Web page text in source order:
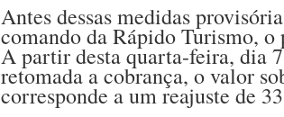
Antes dessas medidas
comando da Rápido Turismo, o
A partir desta quarta-feira, dia
retomada a cobrança, o valor
corresponde a um reajuste de